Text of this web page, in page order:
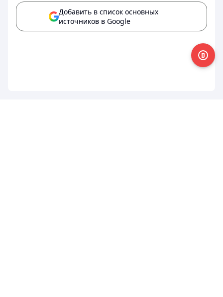
Добавить в список основных
источников в Google